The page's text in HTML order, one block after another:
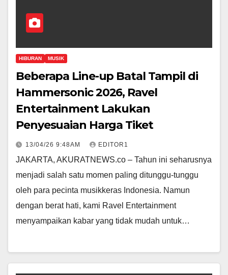
HIBURAN MUSIK
Beberapa Line-up Batal Tampil di
Hammersonic 2026, Ravel
Entertainment Lakukan
Penyesuaian Harga Tiket
13/04/26 9:48AM EDITOR1
JAKARTA, AKURATNEWS.co – Tahun ini seharusnya
menjadi salah satu momen paling ditunggu-tunggu
oleh para pecinta musikkeras Indonesia. Namun
dengan berat hati, kami Ravel Entertainment
menyampaikan kabar yang tidak mudah untuk…